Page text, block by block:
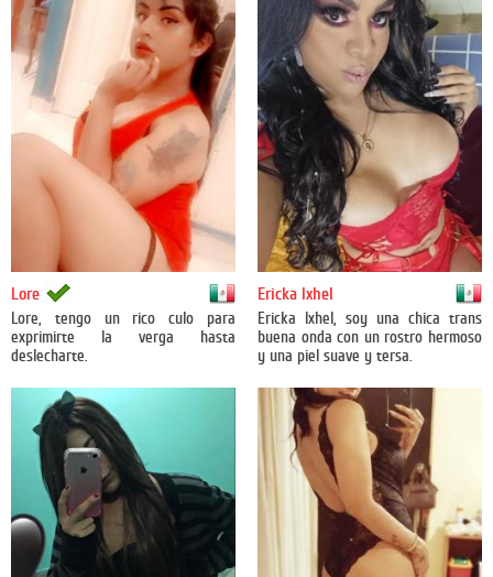
Lore
Lore, tengo un rico culo para
exprimirte la verga hasta
deslecharte.
Ericka Ixhel
Ericka Ixhel, soy una chica trans
buena onda con un rostro hermoso
y una piel suave y tersa.